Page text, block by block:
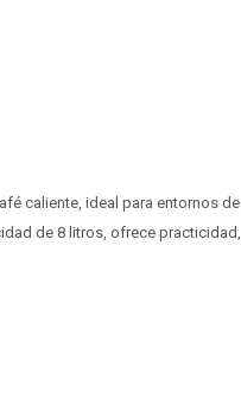
caliente, ideal para entornos de
de 8 litros, ofrece practicidad,